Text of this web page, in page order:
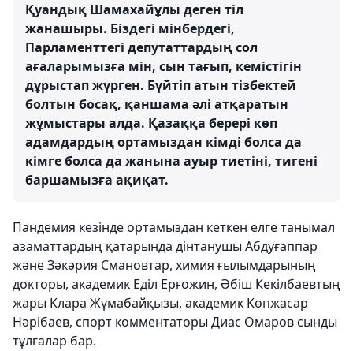
Қуандық Шамахайұлы деген тіл
жанашыры. Біздегі мінбердегі,
Парламенттегі депутаттардың сол
ағаларымызға мін, сын тағып, кемістігін
дұрыстап жүрген. Бүйтіп атын тізбектей
болтын босақ, қаншама әлі атқаратын
жұмыстары алда. Қазаққа берері көп
адамдардың ортамыздан кімді болса да
кімге болса да жанына ауыр тиетіні, тигені
баршамызға ақиқат.
Пандемия кезінде ортамыздан кеткен елге танымал
азаматтардың қатарында дінтанушы Абдуғаппар
және Зәкәрия Смановтар, химия ғылымдарының
докторы, академик Еділ Ерғожин, Әбіш Кекілбаевтың
жары Клара Жұмабайқызы, академик Көпжасар
Нәрібаев, спорт комментаторы Диас Омаров сынды
тұлғалар бар.